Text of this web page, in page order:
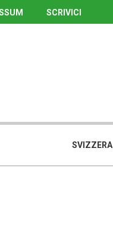
SCRIVICI
SVIZZERA